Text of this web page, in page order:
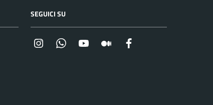
SEGUICI SU
InstagramWhatsappYouTube Medium